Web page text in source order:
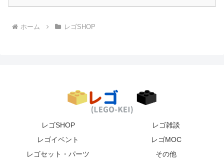
ホーム レゴSHOP
レゴSHOP
レゴ雑談
レゴイベント
レゴMOC
レゴセット・パーツ
その他